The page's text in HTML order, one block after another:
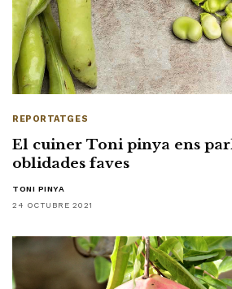
REPORTATGES
El cuiner Toni pinya ens
oblidades faves
TONI PINYA
24 OCTUBRE 2021